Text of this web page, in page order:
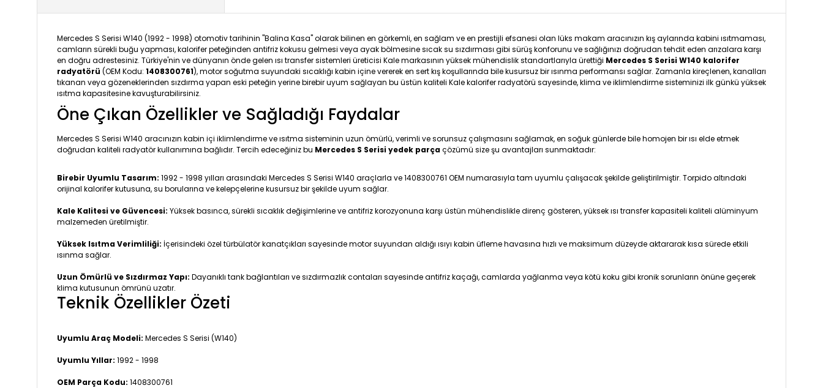
Mercedes S Serisi W140 (1992 - 1998) otomotiv tarihinin "Balina Kasa" olarak bilinen en görkemli, en sağlam ve en prestijli efsanesi olan lüks makam aracınızın kış aylarında kabini ısıtmaması,
camların sürekli buğu yapması, kalorifer peteğinden antifriz kokusu gelmesi veya ayak bölmesine sıcak su sızdırması gibi sürüş konforunu ve sağlığınızı doğrudan tehdit eden arızalara karşı
en doğru adrestesiniz. Türkiye'nin ve dünyanın önde gelen ısı transfer sistemleri üreticisi Kale markasının yüksek mühendislik standartlarıyla ürettiği Mercedes S Serisi W140 kalorifer
radyatörü (OEM Kodu: 1408300761), motor soğutma suyundaki sıcaklığı kabin içine vererek en sert kış koşullarında bile kusursuz bir ısınma performansı sağlar. Zamanla kireçlenen, kanalları
tıkanan veya gözeneklerinden sızdırma yapan eski peteğin yerine birebir uyum sağlayan bu üstün kaliteli Kale kalorifer radyatörü sayesinde, klima ve iklimlendirme sisteminizi ilk günkü yüksek
ısıtma kapasitesine kavuşturabilirsiniz.
Öne Çıkan Özellikler ve Sağladığı Faydalar
Mercedes S Serisi W140 aracınızın kabin içi iklimlendirme ve ısıtma sisteminin uzun ömürlü, verimli ve sorunsuz çalışmasını sağlamak, en soğuk günlerde bile homojen bir ısı elde etmek
doğrudan kaliteli radyatör kullanımına bağlıdır. Tercih edeceğiniz bu Mercedes S Serisi yedek parçaçözümü size şu avantajları sunmaktadır:
Birebir Uyumlu Tasarım: 1992 - 1998 yılları arasındaki Mercedes S Serisi W140 araçlarla ve 1408300761 OEM numarasıyla tam uyumlu çalışacak şekilde geliştirilmiştir. Torpido altındaki
orijinal kalorifer kutusuna, su borularına ve kelepçelerine kusursuz bir şekilde uyum sağlar.
Kale Kalitesi ve Güvencesi: Yüksek basınca, sürekli sıcaklık değişimlerine ve antifriz korozyonuna karşı üstün mühendislikle direnç gösteren, yüksek ısı transfer kapasiteli kaliteli alüminyum
malzemeden üretilmiştir.
Yüksek Isıtma Verimliliği: İçerisindeki özel türbülatör kanatçıkları sayesinde motor suyundan aldığı ısıyı kabin üfleme havasına hızlı ve maksimum düzeyde aktararak kısa sürede etkili
ısınma sağlar.
Uzun Ömürlü ve Sızdırmaz Yapı: Dayanıklı tank bağlantıları ve sızdırmazlık contaları sayesinde antifriz kaçağı, camlarda yağlanma veya kötü koku gibi kronik sorunların önüne geçerek
klima kutusunun ömrünü uzatır.
Teknik Özellikler Özeti
Uyumlu Araç Modeli: Mercedes S Serisi (W140)
Uyumlu Yıllar: 1992 - 1998
OEM Parça Kodu: 1408300761